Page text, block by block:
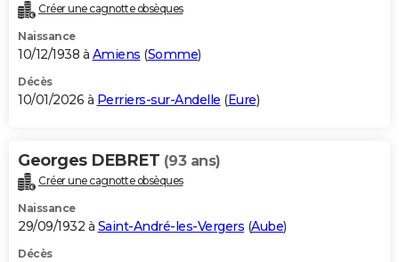
Créer une cagnotte obsèques
Naissance
10/12/1938 à Amiens (Somme)
Décès
10/01/2026 à Perriers-sur-Andelle (Eure)
Georges DEBRET (93 ans)
Créer une cagnotte obsèques
Naissance
29/09/1932 à Saint-André-les-Vergers (Aube)
Décès